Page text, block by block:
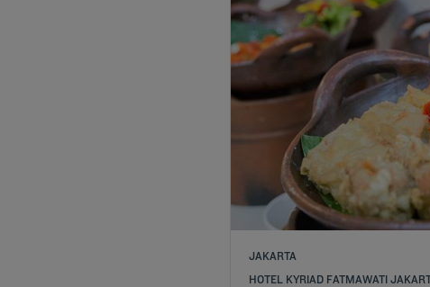
JAKARTA
HOTEL KYRIAD FATMAWATI